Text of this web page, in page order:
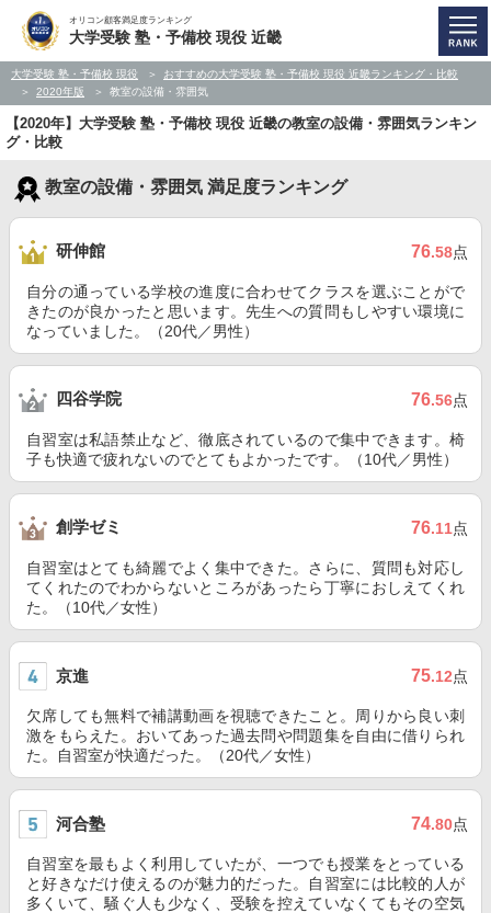
オリコン顧客満足度ランキング
大学受験 塾・予備校 現役 近畿
大学受験 塾・予備校 現役
おすすめの大学受験 塾・予備校 現役 近畿ランキング・比較
2020年版
教室の設備・雰囲気
【2020年】大学受験 塾・予備校 現役 近畿の教室の設備・雰囲気ランキン
グ・比較
教室の設備・雰囲気 満足度ランキング
研伸館 76.58点
自分の通っている学校の進度に合わせてクラスを選ぶことがで
きたのが良かったと思います。先生への質問もしやすい環境に
なっていました。（20代／男性）
四谷学院 76.56点
自習室は私語禁止など、徹底されているので集中できます。椅
子も快適で疲れないのでとてもよかったです。（10代／男性）
創学ゼミ 76.11点
自習室はとても綺麗でよく集中できた。さらに、質問も対応し
てくれたのでわからないところがあったら丁寧におしえてくれ
た。（10代／女性）
京進 75.12点
欠席しても無料で補講動画を視聴できたこと。周りから良い刺
激をもらえた。おいてあった過去問や問題集を自由に借りられ
た。自習室が快適だった。（20代／女性）
河合塾 74.80点
自習室を最もよく利用していたが、一つでも授業をとっている
と好きなだけ使えるのが魅力的だった。自習室には比較的人が
多くいて、騒ぐ人も少なく、受験を控えていなくてもその空気